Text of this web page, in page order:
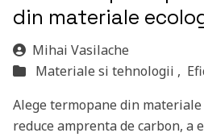
din materiale
Mihai Vasilache
Materiale si tehnologii ,
Alege termopane din
reduce amprenta de carbon, a